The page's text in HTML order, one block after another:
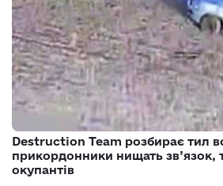
Destruction Team розбирає тил
прикордонники нищать зв’язок,
окупантів